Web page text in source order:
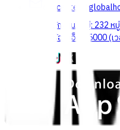
สำนักงานใหญ่: 232
จังหวัดร้อยเอ็ด 45000 (เ